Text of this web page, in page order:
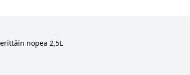
nopea 2,5L